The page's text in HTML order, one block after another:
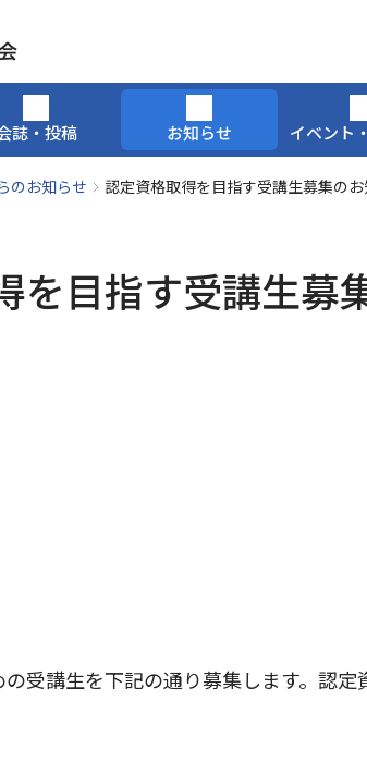
誌・投稿 お知らせ イベント
のお知らせ 認定資格取得を目指す受講生募集のお
を目指す受講生募
受講生を下記の通り募集します。認